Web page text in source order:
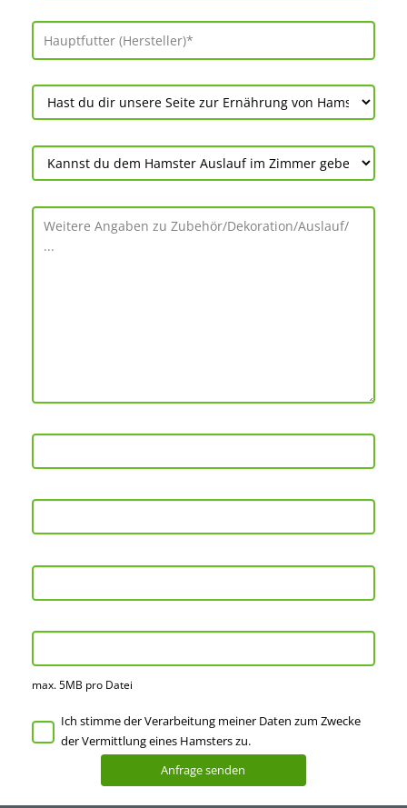
max. 5MB pro Datei
Ich stimme der Verarbeitung meiner Daten zum Zwecke
der Vermittlung eines Hamsters zu.